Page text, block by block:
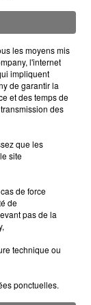
les moyens mis
l'internet
impliquent
de garantir la
et des temps de
des
que les
site
de force
de
pas de la
technique ou
ponctuelles.